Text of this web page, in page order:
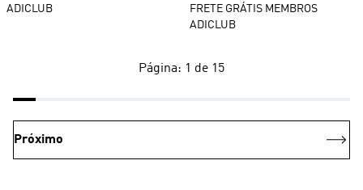
ADICLUB
FRETE GRÁTIS MEMBROS
ADICLUB
Página: 1 de 15
Próximo